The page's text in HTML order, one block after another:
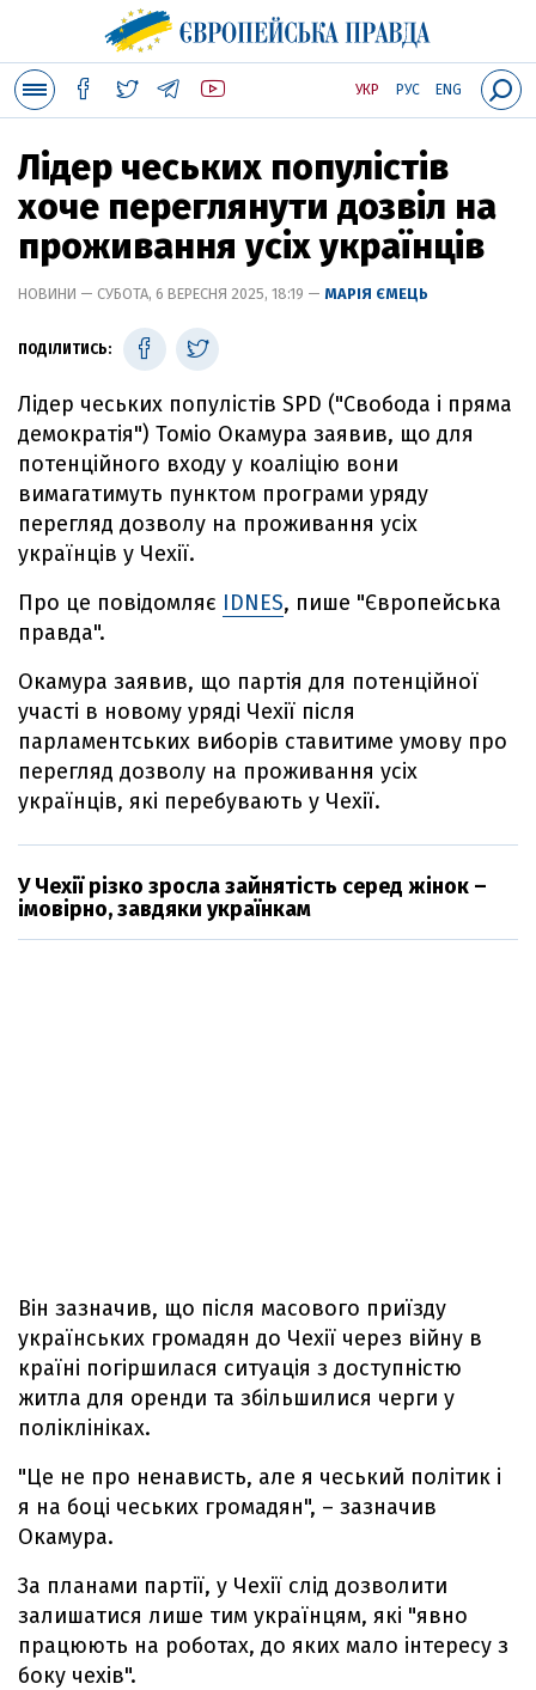
УКР РУС ENG
Лідер чеських популістів
хоче переглянути дозвіл на
проживання усіх українців
НОВИНИ — СУБОТА, 6 ВЕРЕСНЯ 2025, 18:19 — МАРІЯ ЄМЕЦЬ
ПОДІЛИТИСЬ:
Лідер чеських популістів SPD ("Свобода і пряма
демократія") Томіо Окамура заявив, що для
потенційного входу у коаліцію вони
вимагатимуть пунктом програми уряду
перегляд дозволу на проживання усіх
українців у Чехії.
Про це повідомляє IDNES, пише "Європейська
правда".
Окамура заявив, що партія для потенційної
участі в новому уряді Чехії після
парламентських виборів ставитиме умову про
перегляд дозволу на проживання усіх
українців, які перебувають у Чехії.
У Чехії різко зросла зайнятість серед жінок –
імовірно, завдяки українкам
Він зазначив, що після масового приїзду
українських громадян до Чехії через війну в
країні погіршилася ситуація з доступністю
житла для оренди та збільшилися черги у
поліклініках.
"Це не про ненависть, але я чеський політик і
я на боці чеських громадян", – зазначив
Окамура.
За планами партії, у Чехії слід дозволити
залишатися лише тим українцям, які "явно
працюють на роботах, до яких мало інтересу з
боку чехів".